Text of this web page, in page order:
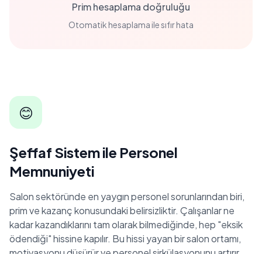
Prim hesaplama doğruluğu
Otomatik hesaplama ile sıfır hata
😊
Şeffaf Sistem ile Personel
Memnuniyeti
Salon sektöründe en yaygın personel sorunlarından biri,
prim ve kazanç konusundaki belirsizliktir. Çalışanlar ne
kadar kazandıklarını tam olarak bilmediğinde, hep "eksik
ödendiği" hissine kapılır. Bu hissi yayan bir salon ortamı,